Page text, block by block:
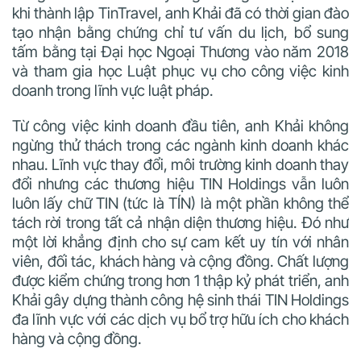
khi thành lập TinTravel, anh Khải đã có thời gian đào
tạo nhận bằng chứng chỉ tư vấn du lịch, bổ sung
tấm bằng tại Đại học Ngoại Thương vào năm 2018
và tham gia học Luật phục vụ cho công việc kinh
doanh trong lĩnh vực luật pháp.
Từ công việc kinh doanh đầu tiên, anh Khải không
ngừng thử thách trong các ngành kinh doanh khác
nhau. Lĩnh vực thay đổi, môi trường kinh doanh thay
đổi nhưngcác thương hiệu TIN Holdings vẫn luôn
luôn lấy chữ TIN (tức là TÍN) là một phần không thể
tách rời trong tất cả nhận diện thương hiệu. Đó như
một lời khẳng định cho sự cam kết uy tín với nhân
viên, đối tác, khách hàng và cộng đồng. Chất lượng
được kiểm chứng trong hơn 1 thập kỷ phát triển, anh
Khải gây dựng thành công hệ sinh thái TIN Holdings
đa lĩnh vực với các dịch vụ bổ trợ hữu ích cho khách
hàng và cộng đồng.